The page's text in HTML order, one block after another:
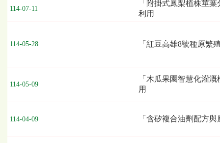
術
移
項
業
114-07-11
「附掛式鳳梨植株莖
利用
114-05-28 「紅豆高雄8號種原繁
114-05-09
「木瓜果園智慧化灌
用
114-04-09 「含矽複合油劑配方